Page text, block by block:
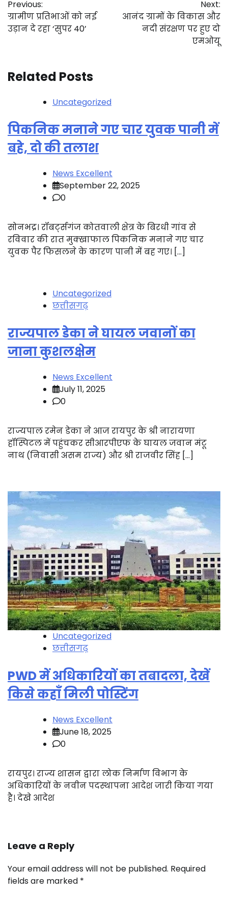
navigation
Previous:
ग्रामीण प्रतिभाओं को नई
उड़ान दे रहा ‘सुपर 40’
Next:
आनंद ग्रामों के विकास और
नदी संरक्षण पर हुए दो
एमओयू
Related Posts
Uncategorized
पिकनिक मनाने गए चार युवक पानी में
बहे, दो की तलाश
News Excellent
September 22, 2025
0
सोनभद्र। रॉबर्ट्सगंज कोतवाली क्षेत्र के बिरधी गांव से
रविवार की रात मुक्खाफाल पिकनिक मनाने गए चार
युवक पैर फिसलने के कारण पानी में बह गए। […]
Uncategorized
छत्तीसगढ़
राज्यपाल डेका ने घायल जवानों का
जाना कुशलक्षेम
News Excellent
July 11, 2025
0
राज्यपाल रमेन डेका ने आज रायपुर के श्री नारायणा
हॉस्पिटल में पहुंचकर सीआरपीएफ के घायल जवान मंटू
नाथ (निवासी असम राज्य) और श्री राजवीर सिंह […]
Uncategorized
छत्तीसगढ़
PWD में अधिकारियों का तबादला, देखें
किसे कहाँ मिली पोस्टिंग
News Excellent
June 18, 2025
0
रायपुर। राज्य शासन द्वारा लोक निर्माण विभाग के
अधिकारियों के नवीन पदस्थापना आदेश जारी किया गया
है। देखे आदेश
Leave a Reply
Your email address will not be published. Required
fields are marked *